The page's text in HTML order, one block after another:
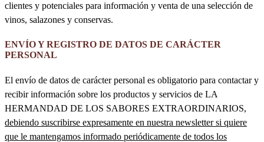
clientes y potenciales para información y venta de una selección de
vinos, salazones y conservas.
ENVÍO Y REGISTRO DE DATOS DE CARÁCTER
PERSONAL
El envío de datos de carácter personal es obligatorio para contactar y
recibir información sobre los productos y servicios de LA
HERMANDAD DE LOS SABORES EXTRAORDINARIOS,
debiendo suscribirse expresamente en nuestra newsletter si quiere
que le mantengamos informado periódicamente de todos los